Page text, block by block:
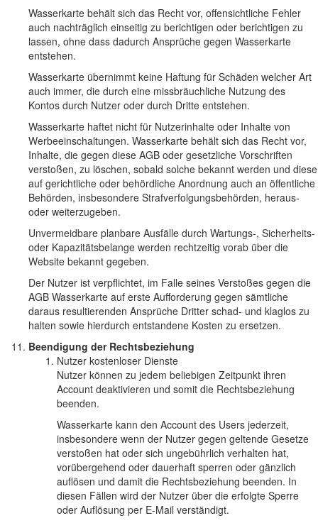
Wasserkarte behält sich das Recht vor, offensichtliche Fehler
auch nachträglich einseitig zu berichtigen oder berichtigen zu
lassen, ohne dass dadurch Ansprüche gegen Wasserkarte
entstehen.
Wasserkarte übernimmt keine Haftung für Schäden welcher Art
auch immer, die durch eine missbräuchliche Nutzung des
Kontos durch Nutzer oder durch Dritte entstehen.
Wasserkarte haftet nicht für Nutzerinhalte oder Inhalte von
Werbeeinschaltungen. Wasserkarte behält sich das Recht vor,
Inhalte, die gegen diese AGB oder gesetzliche Vorschriften
verstoßen, zu löschen, sobald solche bekannt werden und diese
auf gerichtliche oder behördliche Anordnung auch an öffentliche
Behörden, insbesondere Strafverfolgungsbehörden, heraus-
oder weiterzugeben.
Unvermeidbare planbare Ausfälle durch Wartungs-, Sicherheits-
oder Kapazitätsbelange werden rechtzeitig vorab über die
Website bekannt gegeben.
Der Nutzer ist verpflichtet, im Falle seines Verstoßes gegen die
AGB Wasserkarte auf erste Aufforderung gegen sämtliche
daraus resultierenden Ansprüche Dritter schad- und klaglos zu
halten sowie hierdurch entstandene Kosten zu ersetzen.
Beendigung der Rechtsbeziehung
Nutzer kostenloser Dienste
Nutzer können zu jedem beliebigen Zeitpunkt ihren
Account deaktivieren und somit die Rechtsbeziehung
beenden.
Wasserkarte kann den Account des Users jederzeit,
insbesondere wenn der Nutzer gegen geltende Gesetze
verstoßen hat oder sich ungebührlich verhalten hat,
vorübergehend oder dauerhaft sperren oder gänzlich
auflösen und damit die Rechtsbeziehung beenden. In
diesen Fällen wird der Nutzer über die erfolgte Sperre
oder Auflösung per E-Mail verständigt.